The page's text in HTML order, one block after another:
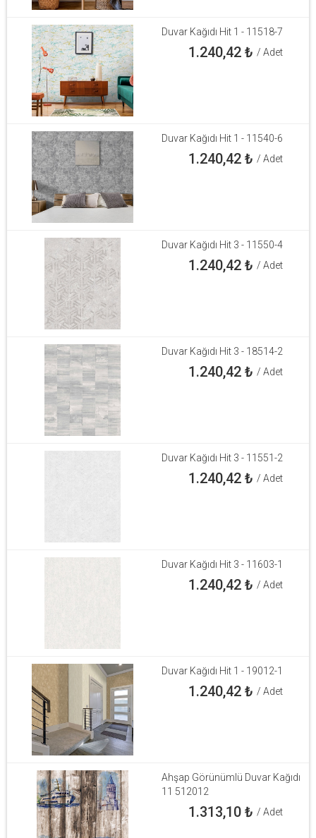
Duvar Kağıdı Hit 1 - 11518-7
1.240,42₺ / Adet
Duvar Kağıdı Hit 1 - 11540-6
1.240,42₺ / Adet
Duvar Kağıdı Hit 3 - 11550-4
1.240,42₺ / Adet
Duvar Kağıdı Hit 3 - 18514-2
1.240,42₺ / Adet
Duvar Kağıdı Hit 3 - 11551-2
1.240,42₺ / Adet
Duvar Kağıdı Hit 3 - 11603-1
1.240,42₺ / Adet
Duvar Kağıdı Hit 1 - 19012-1
1.240,42₺ / Adet
Ahşap Görünümlü Duvar Kağıdı
11 512012
1.313,10₺ / Adet